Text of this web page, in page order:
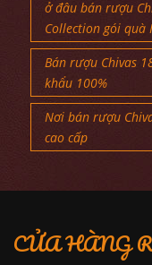
ở đâu bán rượu
Collection gói quà
Bán rượu Chivas
khẩu 100%
Nơi bán rượu
cao cấp
CỬA HÀNG